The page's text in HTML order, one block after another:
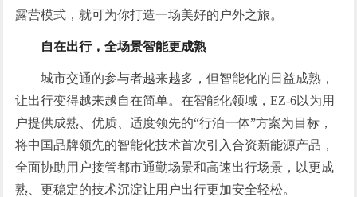
露营模式，就可为你打造一场美好的户外之旅。
自在出行，全场景智能更成熟
城市交通的参与者越来越多，但智能化的日益成熟，
让出行变得越来越自在简单。在智能化领域，EZ-6以为用
户提供成熟、优质、适度领先的“行泊一体”方案为目标，
将中国品牌领先的智能化技术首次引入合资新能源产品，
全面协助用户接管都市通勤场景和高速出行场景，以更成
熟、更稳定的技术沉淀让用户出行更加安全轻松。